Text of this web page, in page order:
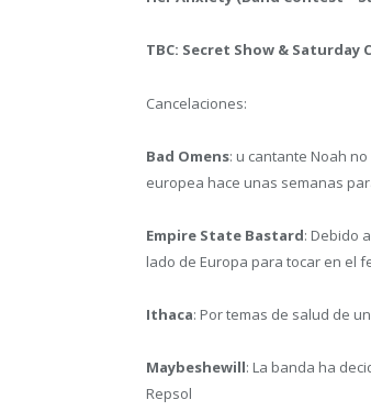
TBC: Secret Show & Saturday
Cancelaciones:
Bad Omens: u cantante Noah
europea hace unas semanas
Empire State Bastard: Debido
lado de Europa para tocar en el
Ithaca: Por temas de salud de
Maybeshewill: La banda ha
Repsol